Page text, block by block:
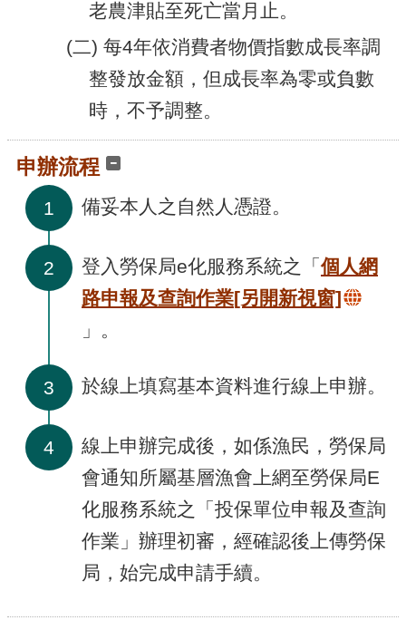
老農津貼至死亡當月止。
(二) 每4年依消費者物價指數成長率調
整發放金額，但成長率為零或負數
時，不予調整。
申辦流程
1 備妥本人之自然人憑證。
2 登入勞保局e化服務系統之「個人網
路申報及查詢作業[另開新視窗]
」。
3 於線上填寫基本資料進行線上申辦。
4
線上申辦完成後，如係漁民，勞保局
會通知所屬基層漁會上網至勞保局E
化服務系統之「投保單位申報及查詢
作業」辦理初審，經確認後上傳勞保
局，始完成申請手續。